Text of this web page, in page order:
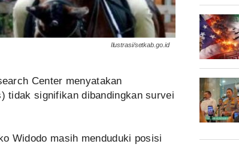
Ilustrasi/setkab.go.id
Center menyatakan
tidak signifikan dibandingkan survei
Widodo masih menduduki posisi